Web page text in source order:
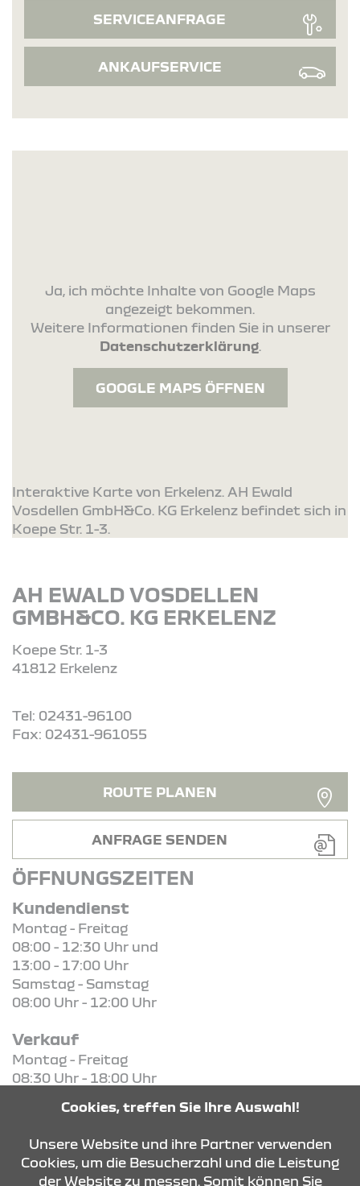
SERVICEANFRAGE
ANKAUFSERVICE
Ja, ich möchte Inhalte von Google Maps
angezeigt bekommen.
Weitere Informationen finden Sie in unserer
Datenschutzerklärung.
GOOGLE MAPS ÖFFNEN
Interaktive Karte von Erkelenz. AH Ewald
Vosdellen GmbH&Co. KG Erkelenz befindet sich in
Koepe Str. 1-3.
AH EWALD VOSDELLEN
GMBH&CO. KG ERKELENZ
Koepe Str. 1-3
41812 Erkelenz
Tel: 02431-96100
Fax: 02431-961055
ROUTE PLANEN
ANFRAGE SENDEN
ÖFFNUNGSZEITEN
Kundendienst
Montag - Freitag
08:00 - 12:30 Uhr und
13:00 - 17:00 Uhr
Samstag - Samstag
08:00 Uhr - 12:00 Uhr
Verkauf
Montag - Freitag
08:30 Uhr - 18:00 Uhr
08:30 Uhr - 13:00 Uhr
Cookies, treffen Sie Ihre Auswahl!
Unsere Website und ihre Partner verwenden
Cookies, um die Besucherzahl und die Leistung
der Website zu messen. Somit können Sie